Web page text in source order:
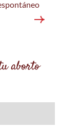
aborto